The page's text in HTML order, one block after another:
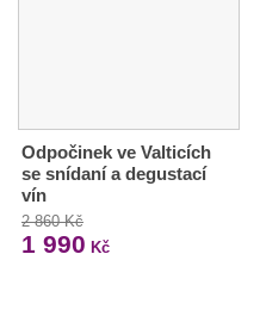
Odpočinek ve Valticích
se snídaní a degustací
vín
2 860 Kč
1 990 Kč